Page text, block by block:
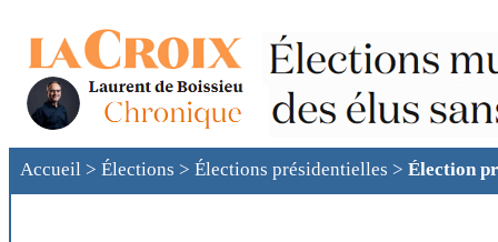
Accueil > Élections > Élections présidentielles > Élection